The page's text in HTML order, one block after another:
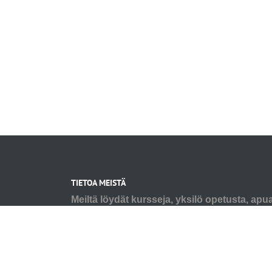
TIETOA MEISTÄ
Meiltä löydät kursseja, yksilö opetusta,